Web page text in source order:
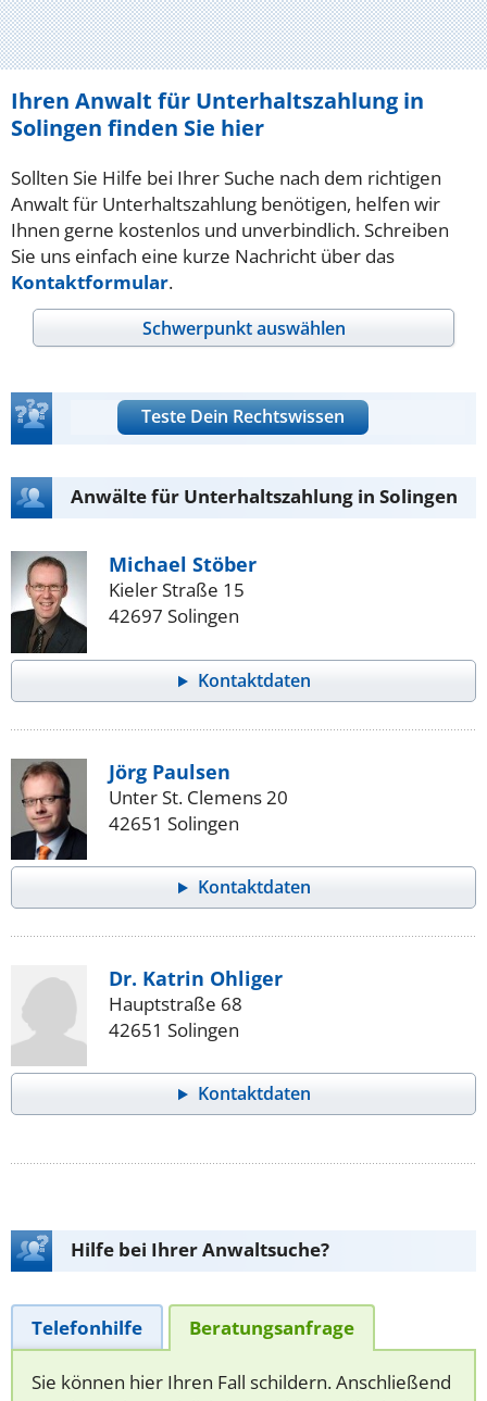
Ihren Anwalt für Unterhaltszahlung in
Solingen finden Sie hier
Sollten Sie Hilfe bei Ihrer Suche nach dem richtigen
Anwalt für Unterhaltszahlung benötigen, helfen wir
Ihnen gerne kostenlos und unverbindlich. Schreiben
Sie uns einfach eine kurze Nachricht über das
Kontaktformular.
Schwerpunkt auswählen
Teste Dein Rechtswissen
Anwälte für Unterhaltszahlung in Solingen
Michael Stöber
Kieler Straße 15
42697 Solingen
Kontaktdaten
Jörg Paulsen
Unter St. Clemens 20
42651 Solingen
Kontaktdaten
Dr. Katrin Ohliger
Hauptstraße 68
42651 Solingen
Kontaktdaten
Hilfe bei Ihrer Anwaltsuche?
Telefonhilfe Beratungsanfrage
Sie können hier Ihren Fall schildern. Anschließend